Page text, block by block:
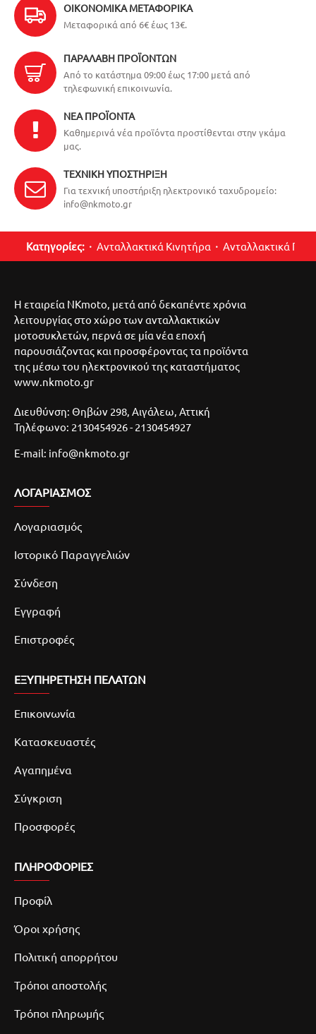
ΟΙΚΟΝΟΜΙΚΆ ΜΕΤΑΦΟΡΙΚΆ
Μεταφορικά από 6€ έως 13€.
ΠΑΡΑΛΑΒΉ ΠΡΟΪΌΝΤΩΝ
Από το κατάστημα 09:00 έως 17:00 μετά από
τηλεφωνική επικοινωνία.
ΝΈΑ ΠΡΟΪΌΝΤΑ
Καθημερινά νέα προϊόντα προστίθενται στην γκάμα
μας.
ΤΕΧΝΙΚΉ ΥΠΟΣΤΉΡΙΞΗ
Για τεχνική υποστήριξη ηλεκτρονικό ταχυδρομείο:
info@nkmoto.gr
Κατηγορίες: Ανταλλακτικά Κινητήρα Ανταλλακτικά
Η εταιρεία NKmoto, μετά από δεκαπέντε χρόνια
λειτουργίας στο χώρο των ανταλλακτικών
μοτοσυκλετών, περνά σε μία νέα εποχή
παρουσιάζοντας και προσφέροντας τα προϊόντα
της μέσω του ηλεκτρονικού της καταστήματος
www.nkmoto.gr
Διευθύνση: Θηβών 298, Αιγάλεω, Αττική
Τηλέφωνο: 2130454926 - 2130454927
E-mail: info@nkmoto.gr
ΛΟΓΑΡΙΑΣΜΌΣ
Λογαριασμός
Ιστορικό Παραγγελιών
Σύνδεση
Εγγραφή
Επιστροφές
ΕΞΥΠΗΡΕΤΗΣΗ ΠΕΛΑΤΩΝ
Επικοινωνία
Κατασκευαστές
Αγαπημένα
Σύγκριση
Προσφορές
ΠΛΗΡΟΦΟΡΙΕΣ
Προφίλ
Όροι χρήσης
Πολιτική απορρήτου
Τρόποι αποστολής
Τρόποι πληρωμής